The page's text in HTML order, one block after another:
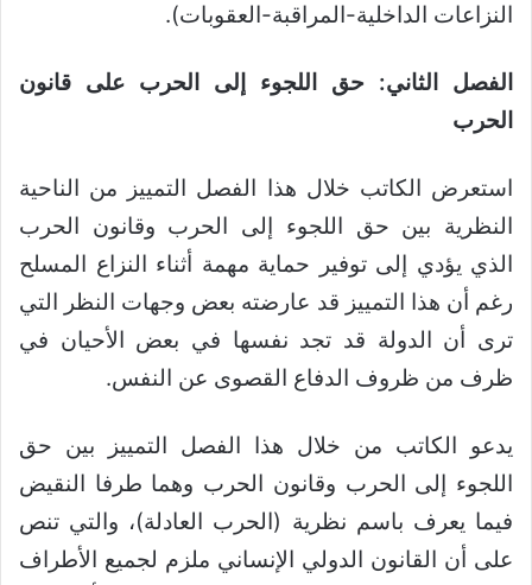
النزاعات الداخلية-المراقبة-العقوبات).
الفصل الثاني: حق اللجوء إلى الحرب على قانون
الحرب
استعرض الكاتب خلال هذا الفصل التمييز من الناحية
النظرية بين حق اللجوء إلى الحرب وقانون الحرب
الذي يؤدي إلى توفير حماية مهمة أثناء النزاع المسلح
رغم أن هذا التمييز قد عارضته بعض وجهات النظر التي
ترى أن الدولة قد تجد نفسها في بعض الأحيان في
ظرف من ظروف الدفاع القصوى عن النفس.
يدعو الكاتب من خلال هذا الفصل التمييز بين حق
اللجوء إلى الحرب وقانون الحرب وهما طرفا النقيض
فيما يعرف باسم نظرية (الحرب العادلة)، والتي تنص
على أن القانون الدولي الإنساني ملزم لجميع الأطراف